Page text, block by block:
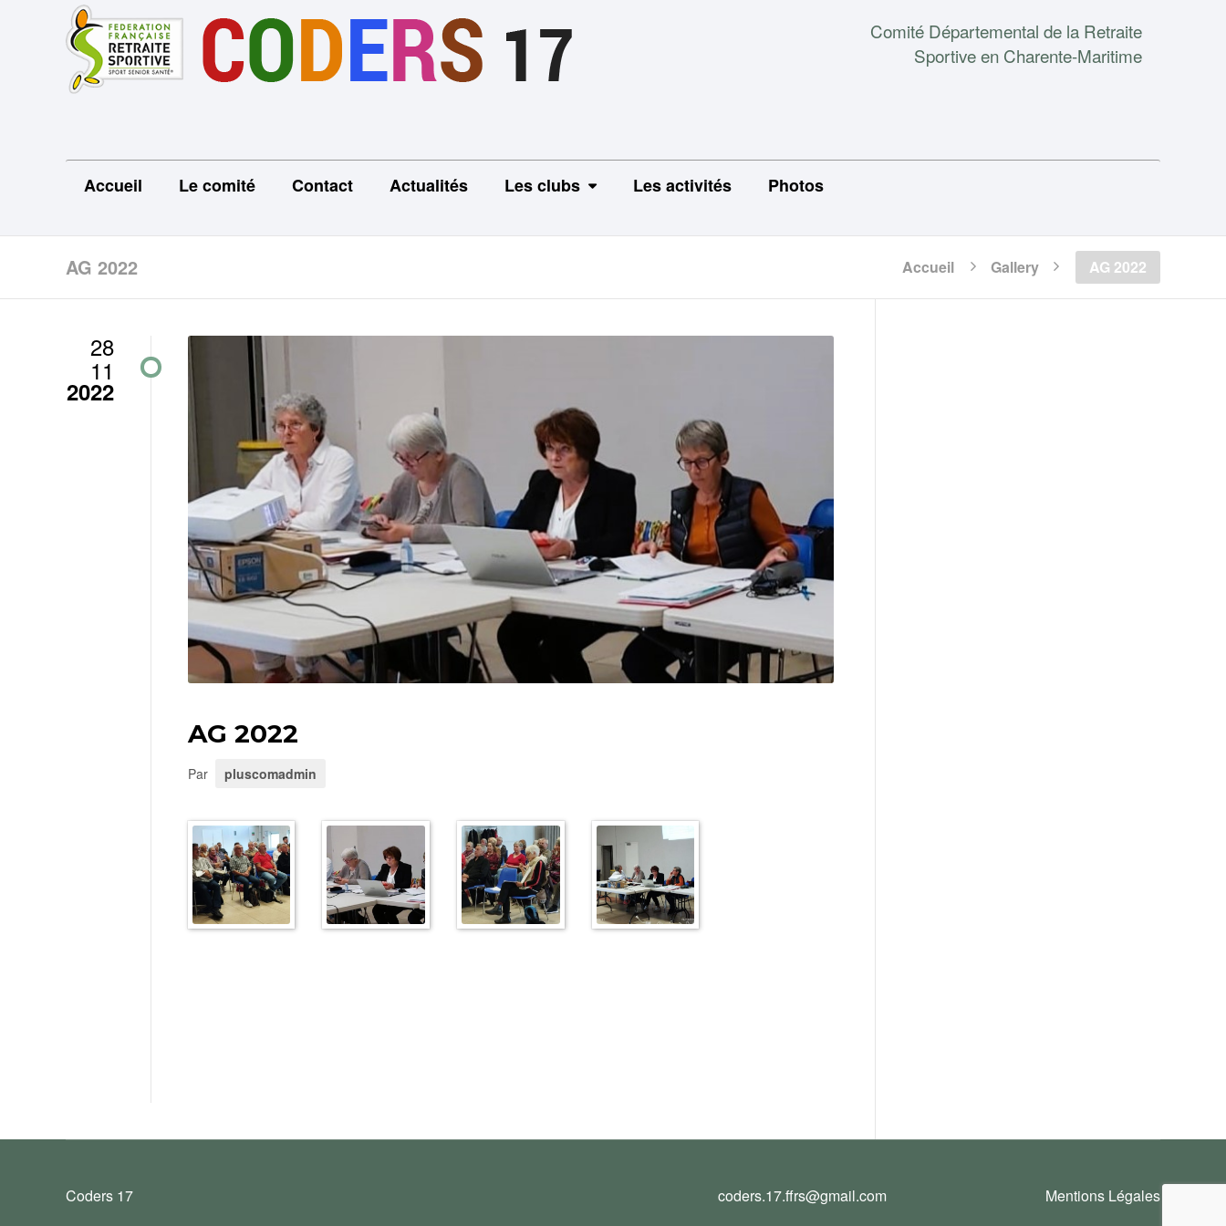
Comité Départemental de la Retraite
Sportive en Charente-Maritime
Accueil Le comité Contact Actualités Les clubs Les activités Photos
AG 2022 Accueil Gallery AG 2022
28
11
2022
AG 2022
Par pluscomadmin
Coders 17 coders.17.ffrs@gmail.com Mentions Légales